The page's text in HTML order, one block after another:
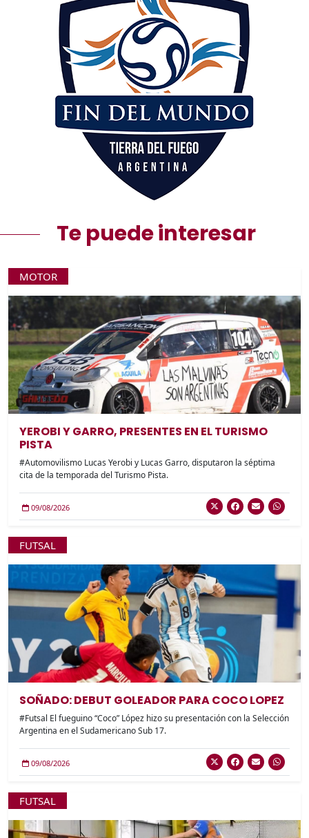
Te puede interesar
MOTOR
YEROBI Y GARRO, PRESENTES EN EL TURISMO
PISTA
#Automovilismo Lucas Yerobi y Lucas Garro, disputaron la séptima
cita de la temporada del Turismo Pista.
09/08/2026
FUTSAL
SOÑADO: DEBUT GOLEADOR PARA COCO LOPEZ
#Futsal El fueguino “Coco” López hizo su presentación con la Selección
Argentina en el Sudamericano Sub 17.
09/08/2026
FUTSAL